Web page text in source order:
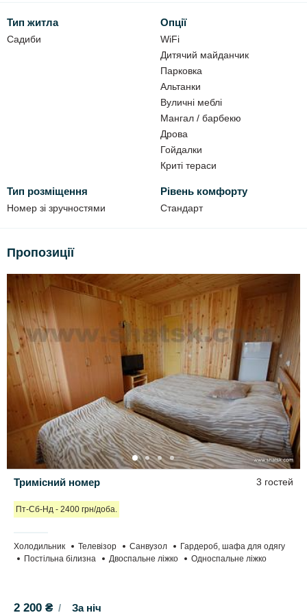
До ваших послуг:
Тип житла
Садиби
Опції
WiFi
Дитячий майданчик
Парковка
Альтанки
Вуличні меблі
Мангал / барбекю
Дрова
Гойдалки
Криті тераси
Тип розміщення
Номер зі зручностями
Рівень комфорту
Стандарт
Пропозиції
Тримісний номер 3 гостей
Пт-Сб-Нд - 2400 грн/доба.
Холодильник Телевізор Санвузол
Гардероб, шафа для одягу
Постільна білизна
Двоспальне ліжко Односпальне ліжко
2 200 ₴ За ніч